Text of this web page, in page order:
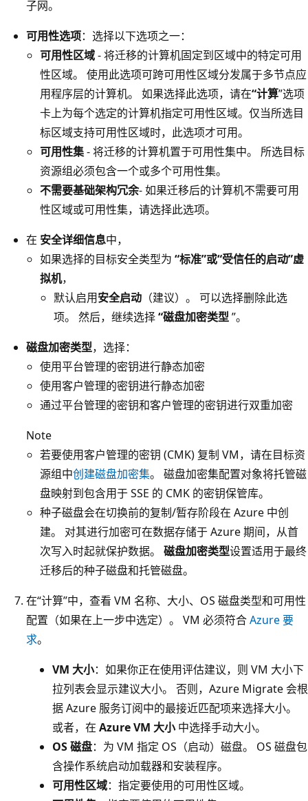
子网。
可用性选项：选择以下选项之一：
可用性区域- 将迁移的计算机固定到区域中的特定可用
性区域。 使用此选项可跨可用性区域分发属于多节点应
用程序层的计算机。 如果选择此选项，请在“计算”选项
卡上为每个选定的计算机指定可用性区域。仅当所选目
标区域支持可用性区域时，此选项才可用。
可用性集- 将迁移的计算机置于可用性集中。 所选目标
资源组必须包含一个或多个可用性集。
不需要基础架构冗余- 如果迁移后的计算机不需要可用
性区域或可用性集，请选择此选项。
在 安全详细信息中，
如果选择的目标安全类型为 “标准”或“受信任的启动”虚
拟机，
默认启用安全启动 （建议）。 可以选择删除此选
项。 然后，继续选择“磁盘加密类型”。
磁盘加密类型，选择：
使用平台管理的密钥进行静态加密
使用客户管理的密钥进行静态加密
通过平台管理的密钥和客户管理的密钥进行双重加密
Note
若要使用客户管理的密钥 (CMK) 复制 VM，请在目标资
源组中创建磁盘加密集。 磁盘加密集配置对象将托管磁
盘映射到包含用于 SSE 的 CMK 的密钥保管库。
种子磁盘会在切换前的复制/暂存阶段在 Azure 中创
建。 对其进行加密可在数据存储于 Azure 期间，从首
次写入时起就保护数据。 磁盘加密类型设置适用于最终
迁移后的种子磁盘和托管磁盘。
在“计算”中，查看 VM 名称、大小、OS 磁盘类型和可用性
配置（如果在上一步中选定）。 VM 必须符合Azure 要
求。
VM 大小：如果你正在使用评估建议，则 VM 大小下
拉列表会显示建议大小。 否则，Azure Migrate 会根
据 Azure 服务订阅中的最接近匹配项来选择大小。
或者，在 Azure VM 大小中选择手动大小。
OS 磁盘：为 VM 指定 OS（启动）磁盘。 OS 磁盘包
含操作系统启动加载器和安装程序。
可用性区域：指定要使用的可用性区域。